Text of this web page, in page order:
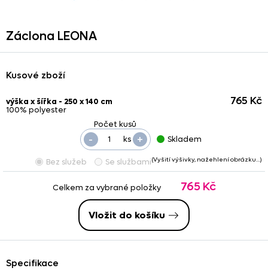
Záclona LEONA
Kusové zboží
výška x šířka - 250 x 140 cm
100% polyester
ks +
-
765 Kč
Skladem
Bez služeb Se službami(Vyšití výšivky, nažehlení obrázku…)
Celkem za vybrané položky 765 Kč
Vložit do košíku
Specifikace